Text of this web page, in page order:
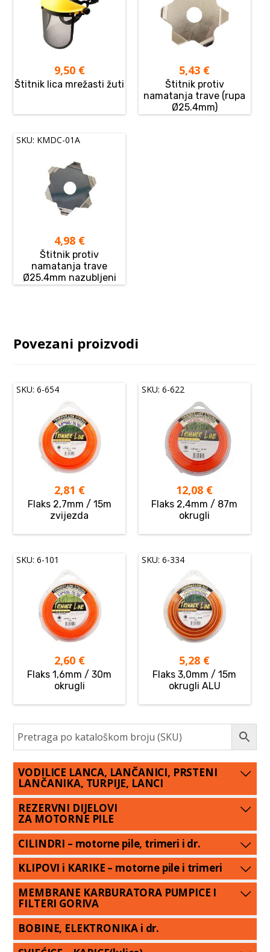
9,50 €
Štitnik lica mrežasti žuti
5,43 €
Štitnik protiv
namatanja trave (rupa
Ø25.4mm)
SKU: KMDC-01A
4,98 €
Štitnik protiv
namatanja trave
Ø25.4mm nazubljeni
Povezani proizvodi
SKU: 6-654
2,81 €
Flaks 2,7mm / 15m
zvijezda
SKU: 6-622
12,08 €
Flaks 2,4mm / 87m
okrugli
SKU: 6-101
2,60 €
Flaks 1,6mm / 30m
okrugli
SKU: 6-334
5,28 €
Flaks 3,0mm / 15m
okrugli ALU
VODILICE LANCA, LANČANICI, PRSTENI
LANČANIKA, TURPIJE, LANCI
REZERVNI DIJELOVI
ZA MOTORNE PILE
CILINDRI – motorne pile, trimeri i dr.
KLIPOVI i KARIKE – motorne pile i trimeri
MEMBRANE KARBURATORA PUMPICE I
FILTERI GORIVA
BOBINE, ELEKTRONIKA i dr.